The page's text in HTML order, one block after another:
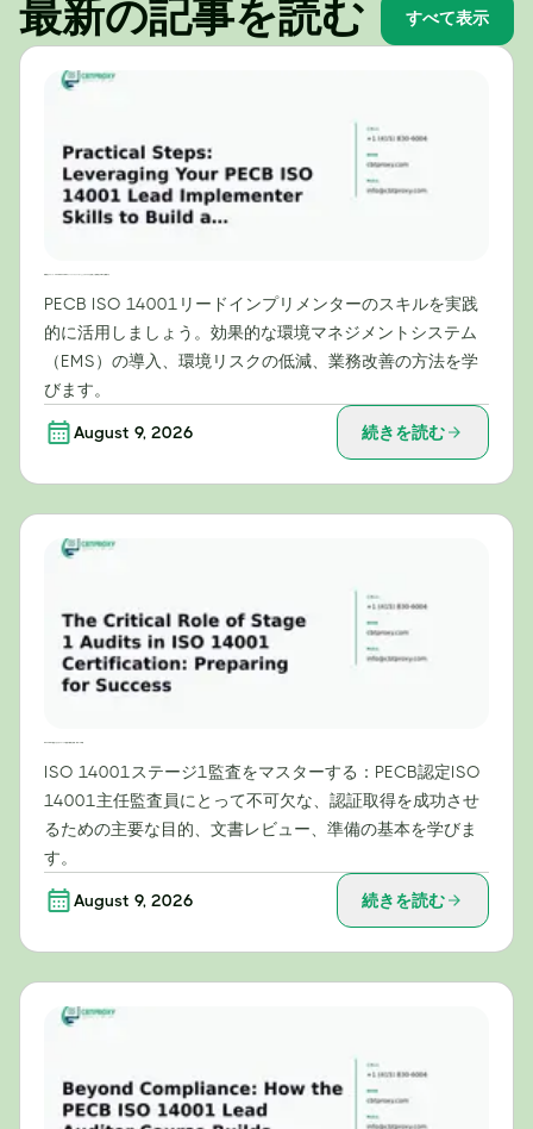
最新の記事を読む すべて表示
PECB ISO 14001リードインプリメンターのスキルを実践
的に活用しましょう。効果的な環境マネジメントシステム
（EMS）の導入、環境リスクの低減、業務改善の方法を学
びます。
August 9, 2026 続きを読む
ISO 14001ステージ1監査をマスターする：PECB認定ISO
14001主任監査員にとって不可欠な、認証取得を成功させ
るための主要な目的、文書レビュー、準備の基本を学びま
す。
August 9, 2026 続きを読む